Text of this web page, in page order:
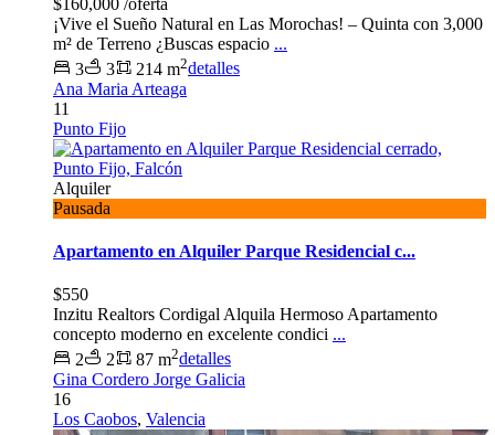
$160,000 /oferta
​¡Vive el Sueño Natural en Las Morochas! – Quinta con 3,000
m² de Terreno ​¿Buscas espacio ...
3
3 214 m2detalles
Ana Maria Arteaga
11
Punto Fijo
Alquiler
Pausada
Apartamento en Alquiler Parque Residencial c...
$550
Inzitu Realtors Cordigal Alquila Hermoso Apartamento
concepto moderno en excelente condici ...
2
2 87 m2detalles
Gina Cordero Jorge Galicia
16
Los Caobos, Valencia